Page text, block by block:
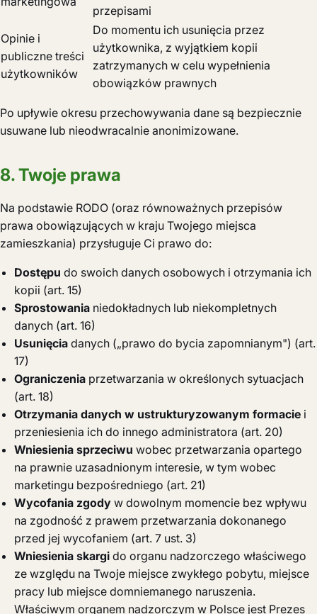
przepisami
Opinie i
publiczne treści
użytkowników
Do momentu ich usunięcia przez
użytkownika, z wyjątkiem kopii
zatrzymanych w celu wypełnienia
obowiązków prawnych
Po upływie okresu przechowywania dane są bezpiecznie
usuwane lub nieodwracalnie anonimizowane.
8. Twoje prawa
Na podstawie RODO (oraz równoważnych przepisów
prawa obowiązujących w kraju Twojego miejsca
zamieszkania) przysługuje Ci prawo do:
Dostępu do swoich danych osobowych i otrzymania ich
kopii (art. 15)
Sprostowania niedokładnych lub niekompletnych
danych (art. 16)
Usunięcia danych („prawo do bycia zapomnianym") (art.
17)
Ograniczenia przetwarzania w określonych sytuacjach
(art. 18)
Otrzymania danych w ustrukturyzowanym formacie i
przeniesienia ich do innego administratora (art. 20)
Wniesienia sprzeciwu wobec przetwarzania opartego
na prawnie uzasadnionym interesie, w tym wobec
marketingu bezpośredniego (art. 21)
Wycofania zgody w dowolnym momencie bez wpływu
na zgodność z prawem przetwarzania dokonanego
przed jej wycofaniem (art. 7 ust. 3)
Wniesienia skargi do organu nadzorczego właściwego
ze względu na Twoje miejsce zwykłego pobytu, miejsce
pracy lub miejsce domniemanego naruszenia.
Właściwym organem nadzorczym w Polsce jest Prezes